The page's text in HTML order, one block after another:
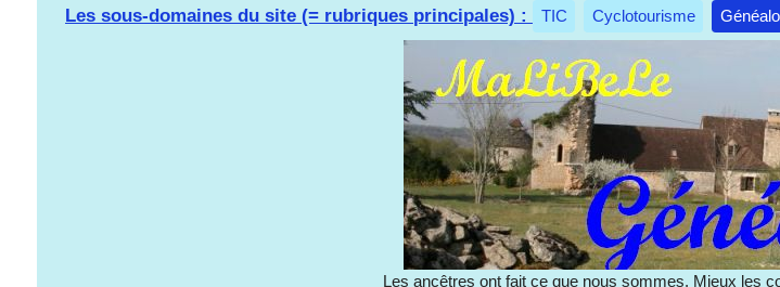
Les sous-domaines du site (= rubriques principales) : TIC Cyclotourisme
Les ancêtres ont fait ce que nous sommes. Mieux les